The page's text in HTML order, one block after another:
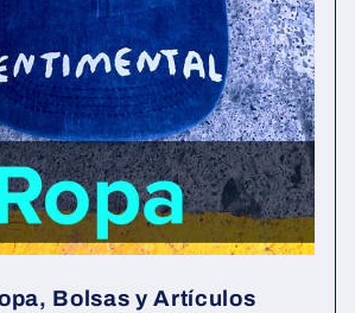
Bolsas y Artículos